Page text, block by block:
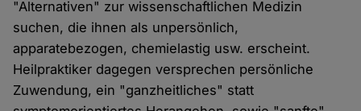
"Alternativen" zur wissenschaftlichen Medizin
suchen, die ihnen als unpersönlich,
apparatebezogen, chemielastig usw. erscheint.
Heilpraktiker dagegen versprechen persönliche
Zuwendung, ein "ganzheitliches" statt